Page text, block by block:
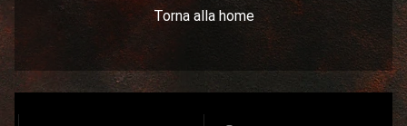
Torna alla home